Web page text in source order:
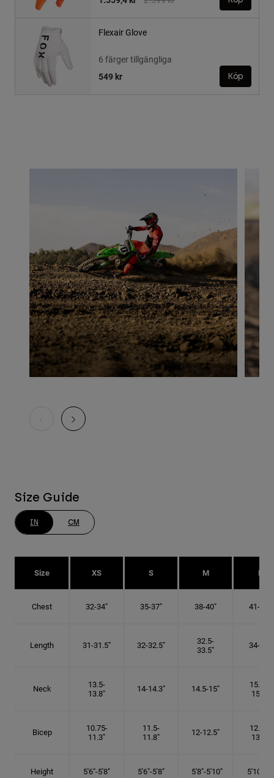
Flexair Glove
6 färger tillgängliga
549 kr
Köp
Size Guide
IN CM
Size XS S M L
Chest 32-34" 35-37" 38-40" 41-43"
Length 31-31.5" 32-32.5"
32.5-
33.5"
34-35"
Neck
13.5-
13.8"
14-14.3" 14.5-15"
15.25-
15.5"
Bicep
10.75-
11.3"
11.5-
11.8"
12-12.5"
12.75-
13.3"
Height 5'6"-5'8" 5'6"-5'8" 5'8"-5'10" 5'10"- 6'